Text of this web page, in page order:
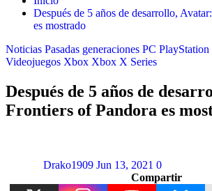
Después de 5 años de desarrollo,
es mostrado
Noticias Pasadas generaciones PC PlayStation
Videojuegos Xbox Xbox X Series
Después de 5 años de
Frontiers of Pandora es
Drako1909 Jun 13, 2021 0
Compartir